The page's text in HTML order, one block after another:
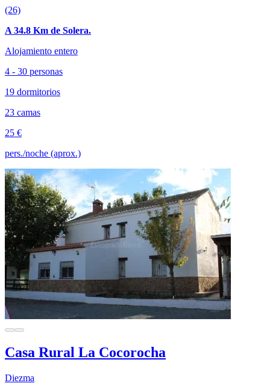
(26)
A 34.8 Km de Solera.
Alojamiento entero
4 - 30 personas
19 dormitorios
23 camas
25 €
pers./noche (aprox.)
Casa Rural La Cocorocha
Diezma